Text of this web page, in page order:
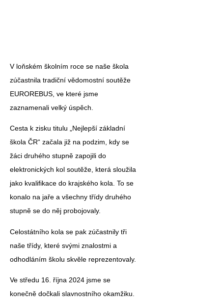
V loňském školním roce se naše škola
zúčastnila tradiční vědomostní soutěže
EUROREBUS, ve které jsme
zaznamenali velký úspěch.
Cesta k zisku titulu „Nejlepší základní
škola ČR“ začala již na podzim, kdy se
žáci druhého stupně zapojili do
elektronických kol soutěže, která sloužila
jako kvalifikace do krajského kola. To se
konalo na jaře a všechny třídy druhého
stupně se do něj probojovaly.
Celostátního kola se pak zúčastnily tři
naše třídy, které svými znalostmi a
odhodláním školu skvěle reprezentovaly.
Ve středu 16. října 2024 jsme se
konečně dočkali slavnostního okamžiku.